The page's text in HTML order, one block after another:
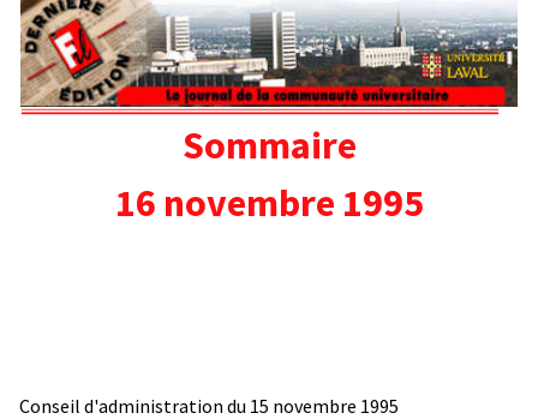
Sommaire
16 novembre 1995
Conseil d'administration du 15 novembre 1995